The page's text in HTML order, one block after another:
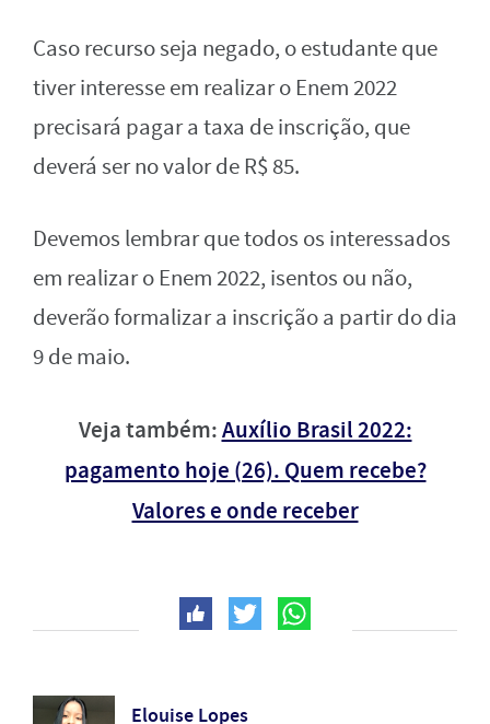
Caso recurso seja negado, o estudante que
tiver interesse em realizar o Enem 2022
precisará pagar a taxa de inscrição, que
deverá ser no valor de R$ 85.
Devemos lembrar que todos os interessados
em realizar o Enem 2022, isentos ou não,
deverão formalizar a inscrição a partir do dia
9 de maio.
Veja também:Auxílio Brasil 2022:
pagamento hoje (26). Quem recebe?
Valores e onde receber
Elouise Lopes